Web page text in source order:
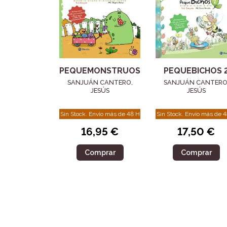
PEQUEMONSTRUOS
SANJUÁN CANTERO,
JESÚS
Sin Stock. Envío más de 48 H
16,95 €
Comprar
PEQUEBICHOS
SANJUÁN CANTERO,
JESÚS
Sin Stock. Envío más de
17,50 €
Comprar